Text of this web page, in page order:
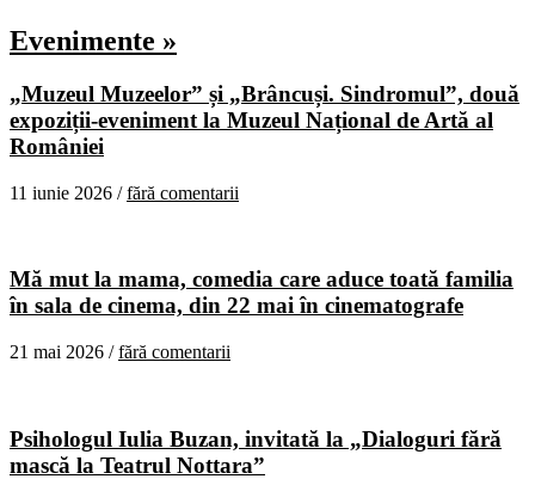
Evenimente »
„Muzeul Muzeelor” și „Brâncuși. Sindromul”, două
expoziții-eveniment la Muzeul Național de Artă al
României
11 iunie 2026 /fără comentarii
Mă mut la mama, comedia care aduce toată familia
în sala de cinema, din 22 mai în cinematografe
21 mai 2026 /fără comentarii
Psihologul Iulia Buzan, invitată la „Dialoguri fără
mască la Teatrul Nottara”